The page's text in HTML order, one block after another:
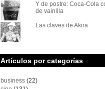
Y de postre: Coca-Cola
de vainilla
Las claves de Akira
Artículos por categorías
business(22)